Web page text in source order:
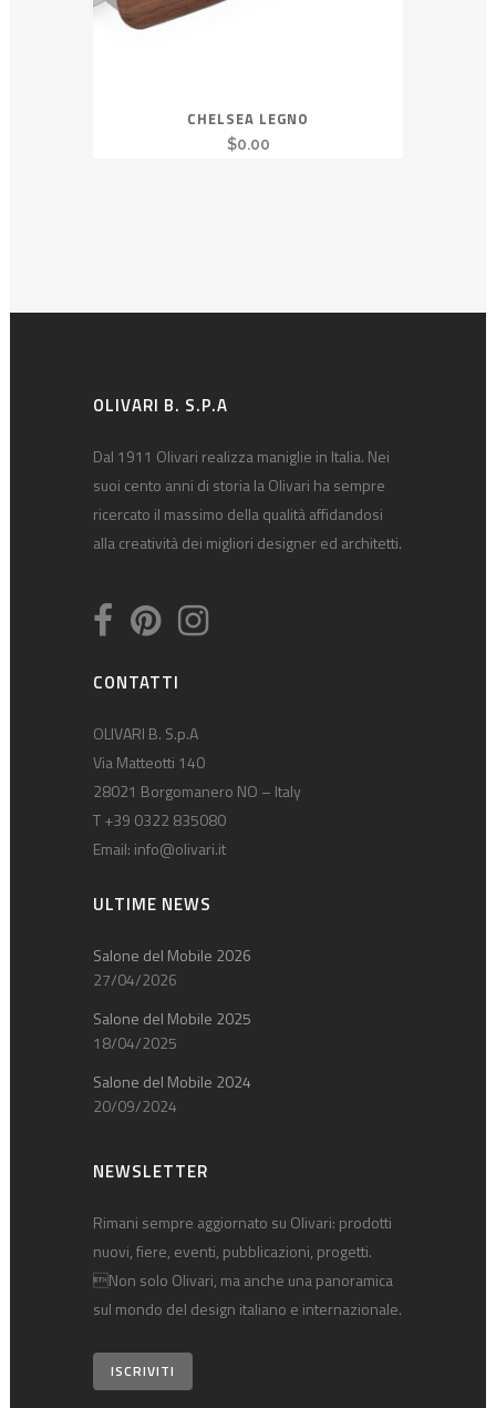
CHELSEA LEGNO
$0.00
OLIVARI B. S.P.A
Dal 1911 Olivari realizza maniglie in Italia. Nei
suoi cento anni di storia la Olivari ha sempre
ricercato il massimo della qualità affidandosi
alla creatività dei migliori designer ed architetti.
CONTATTI
OLIVARI B. S.p.A
Via Matteotti 140
28021 Borgomanero NO – Italy
T +39 0322 835080
Email: info@olivari.it
ULTIME NEWS
Salone del Mobile 2026
27/04/2026
Salone del Mobile 2025
18/04/2025
Salone del Mobile 2024
20/09/2024
NEWSLETTER
Rimani sempre aggiornato su Olivari: prodotti
nuovi, fiere, eventi, pubblicazioni, progetti.
Non solo Olivari, ma anche una panoramica
sul mondo del design italiano e internazionale.
ISCRIVITI